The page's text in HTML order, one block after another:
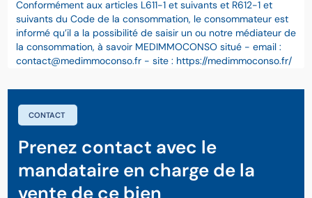
Conformément aux articles L611-1 et suivants et R612-1 et
suivants du Code de la consommation, le consommateur est
informé qu’il a la possibilité de saisir un ou notre médiateur de
la consommation, à savoir MEDIMMOCONSO situé - email :
contact@medimmoconso.fr - site : https://medimmoconso.fr/
CONTACT
Prenez contact avec le
mandataire en charge de la
vente de ce bien